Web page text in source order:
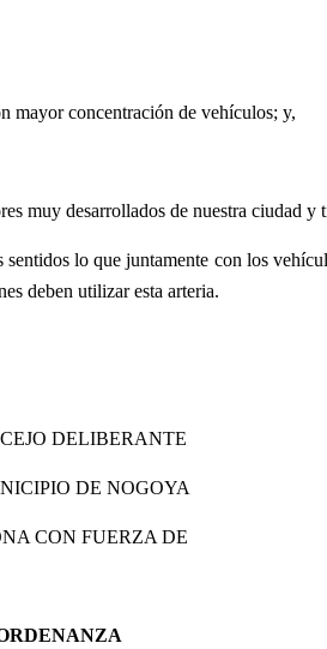
mayor concentración de vehículos; y,
muy desarrollados de nuestra ciudad y
lo que juntamente con los
deben utilizar esta arteria.
DELIBERANTE
DE NOGOYA
CON FUERZA DE